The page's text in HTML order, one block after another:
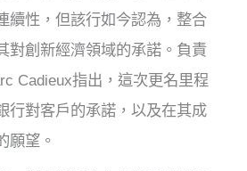
續性，但該行如今認為，整合
對創新經濟領域的承諾。負責
Cadieux指出，這次更名里程
行對客戶的承諾，以及在其成
願望。